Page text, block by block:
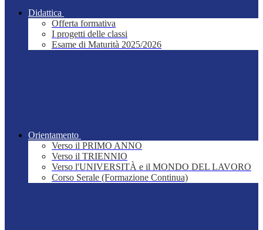
Didattica
Offerta formativa
I progetti delle classi
Esame di Maturità 2025/2026
Orientamento
Verso il PRIMO ANNO
Verso il TRIENNIO
Verso l'UNIVERSITÀ e il MONDO DEL LAVORO
Corso Serale (Formazione Continua)